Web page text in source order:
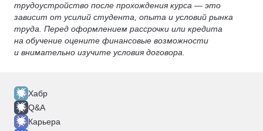
трудоустройство после прохождения курса — это
зависит от усилий студента, опыта и условий рынка
труда. Перед оформлением рассрочки или кредита
на обучение оцените финансовые возможности
и внимательно изучите условия договора.
Хабр
Q&A
Карьера